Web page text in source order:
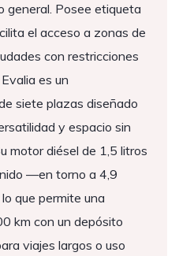
general. Posee etiqueta
el acceso a zonas de
con restricciones
es un
siete plazas diseñado
y espacio sin
motor diésel de 1,5 litros
—en torno a 4,9
que permite una
km con un depósito
viajes largos o uso